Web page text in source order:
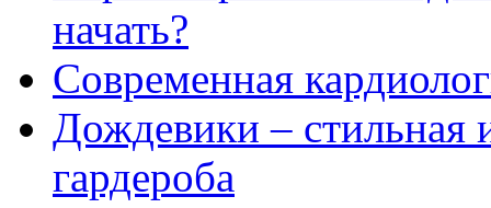
начать?
Современная
Дождевики – стильная
гардероба